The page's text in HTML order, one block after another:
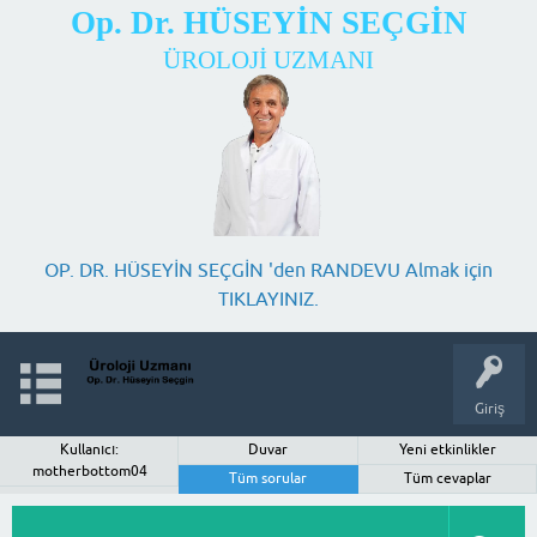
Op. Dr. HÜSEYİN SEÇGİN
ÜROLOJİ UZMANI
OP. DR. HÜSEYİN SEÇGİN 'den RANDEVU Almak için
TIKLAYINIZ.
Giriş
Kullanıcı:
motherbottom04
Duvar
Yeni etkinlikler
Tüm sorular
Tüm cevaplar